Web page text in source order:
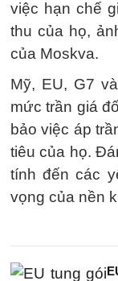
việc hạn chế
thu của họ,
của Moskva.
Mỹ, EU, G7
mức trần giá
bảo việc áp
tiêu của họ.
tính đến các
vọng của nền